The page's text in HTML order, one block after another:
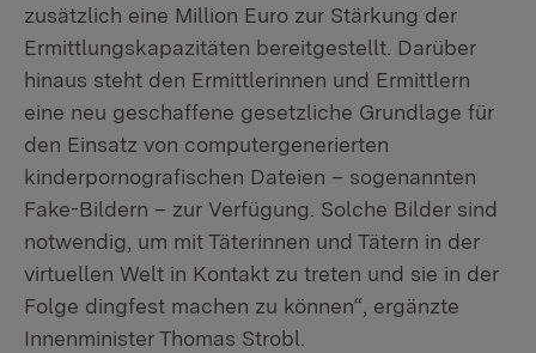
zusätzlich eine Million Euro zur Stärkung der
Ermittlungskapazitäten bereitgestellt. Darüber
hinaus steht den Ermittlerinnen und Ermittlern
eine neu geschaffene gesetzliche Grundlage für
den Einsatz von computergenerierten
kinderpornografischen Dateien – sogenannten
Fake-Bildern – zur Verfügung. Solche Bilder sind
notwendig, um mit Täterinnen und Tätern in der
virtuellen Welt in Kontakt zu treten und sie in der
Folge dingfest machen zu können“, ergänzte
Innenminister Thomas Strobl.